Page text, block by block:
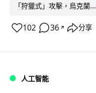
「狩獵式」攻擊，烏克蘭...
102 36 ↗ 分享
人工智能